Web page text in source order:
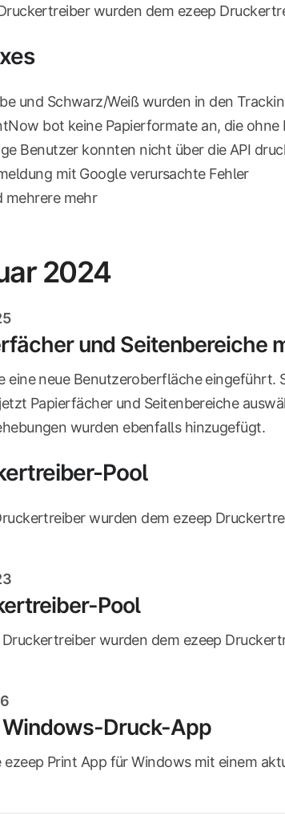
wurden dem ezeep
und Schwarz/Weiß wurden in den
bot keine Papierformate an, die ohne
Benutzer konnten nicht über die API
mit Google verursachte Fehler
mehrere mehr
2024
und Seitenbereiche
eine neue Benutzeroberfläche
Papierfächer und Seitenbereiche
wurden ebenfalls hinzugefügt.
Pool
wurden dem ezeep
Pool
wurden dem ezeep
Windows-Druck-App
ezeep Print App für Windows mit einem